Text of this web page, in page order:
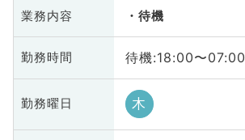
業務内容 待機
勤務時間 待機:18:00〜07:00
勤務曜日 木